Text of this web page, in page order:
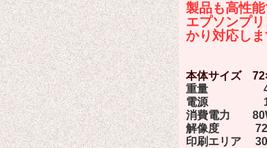
製品も高性
エプソンプ
かり対応しま
本体サイズ
重量 42
電源 100
消費電力
解像度
印刷エリア